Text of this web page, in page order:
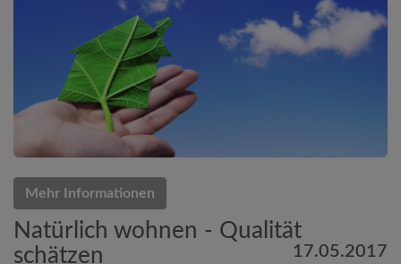
Mehr Informationen
Natürlich wohnen - Qualität
schätzen
17.05.2017